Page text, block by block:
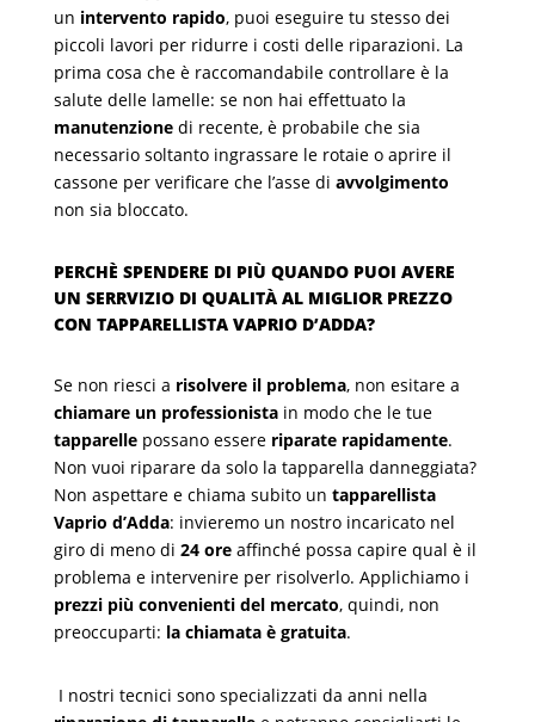
un intervento rapido, puoi eseguire tu stesso dei
piccoli lavori per ridurre i costi delle riparazioni. La
prima cosa che è raccomandabile controllare è la
salute delle lamelle: se non hai effettuato la
manutenzionedi recente, è probabile che sia
necessario soltanto ingrassare le rotaie o aprire il
cassone per verificare che l’asse di avvolgimento
non sia bloccato.
PERCHÈ SPENDERE DI PIÙ QUANDO PUOI AVERE
UN SERRVIZIO DI QUALITÀ AL MIGLIOR PREZZO
CON TAPPARELLISTA VAPRIO D’ADDA?
Se non riesci a risolvere il problema, non esitare a
chiamare un professionistain modo che le tue
tapparellepossano essere riparate rapidamente.
Non vuoi riparare da solo la tapparella danneggiata?
Non aspettare e chiama subito un tapparellista
Vaprio d’Adda: invieremo un nostro incaricato nel
giro di meno di 24 oreaffinché possa capire qual è il
problema e intervenire per risolverlo. Applichiamo i
prezzi più convenienti del mercato, quindi, non
preoccuparti: la chiamata è gratuita.
I nostri tecnici sono specializzati da anni nella